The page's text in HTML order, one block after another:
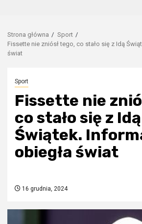
Strona główna
Sport
Fissette nie zniósł tego, co stało się z Idą
świat
Sport
Fissette nie
co stało się z Idą
Świątek.
obiegła świat
16 grudnia, 2024